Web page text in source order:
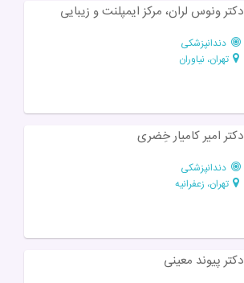
دکتر ونوس لران، مرکز ایمپلنت و زیبایی
دندانپزشکی
تهران، نیاوران
دکتر امیر کامیار خِضری
دندانپزشکی
تهران، زعفرانیه
دکتر پیوند معینی